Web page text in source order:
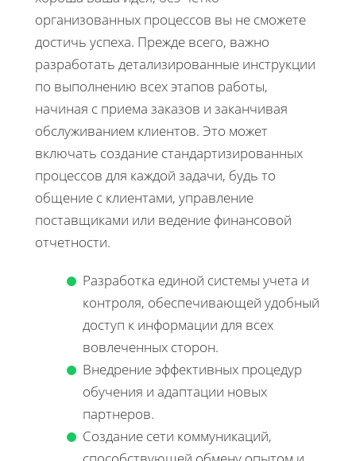
организованных процессов вы не сможете
достичь успеха. Прежде всего, важно
разработать детализированные инструкции
по выполнению всех этапов работы,
начиная с приема заказов и заканчивая
обслуживанием клиентов. Это может
включать создание стандартизированных
процессов для каждой задачи, будь то
общение с клиентами, управление
поставщиками или ведение финансовой
отчетности.
Разработка единой системы учета и
контроля, обеспечивающей удобный
доступ к информации для всех
вовлеченных сторон.
Внедрение эффективных процедур
обучения и адаптации новых
партнеров.
Создание сети коммуникаций,